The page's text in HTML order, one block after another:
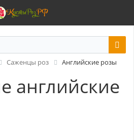
Саженцы роз Английские розы
английские